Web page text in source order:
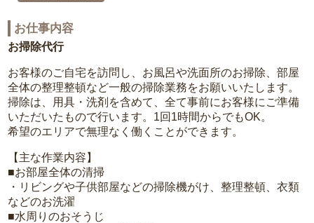
お仕事内容
お掃除代行
お客様のご自宅を訪問し、お風呂や洗面所のお掃除、部屋
全体の整理整頓など一般の掃除業務をお願いいたします。
掃除は、用具・洗剤を含めて、全て事前にお客様にご準備
いただいたもので行います。1回1時間からでもOK。
希望のエリアで無理なく働くことができます。
【主な作業内容】
■お部屋全体の清掃
・リビングや子供部屋などの掃除機がけ、整理整頓、衣類
などのお洗濯
■水周りのおそうじ